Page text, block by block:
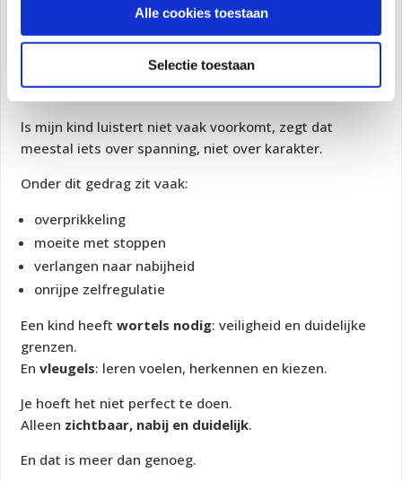
Alle cookies toestaan
Selectie toestaan
Dat is geen zwakte.
Dat is leiderschap.
Tot slot
ls mijn kind luistert niet vaak voorkomt, zegt dat
meestal iets over spanning, niet over karakter.
Onder dit gedrag zit vaak:
overprikkeling
moeite met stoppen
verlangen naar nabijheid
onrijpe zelfregulatie
Een kind heeftwortels nodig: veiligheid en duidelijke
grenzen.
Envleugels: leren voelen, herkennen en kiezen.
Je hoeft het niet perfect te doen.
Alleen zichtbaar, nabij en duidelijk.
En dat is meer dan genoeg.